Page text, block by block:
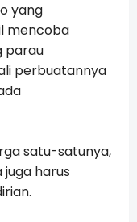
yang
mencoba
parau
perbuatannya
satu-satunya,
harus